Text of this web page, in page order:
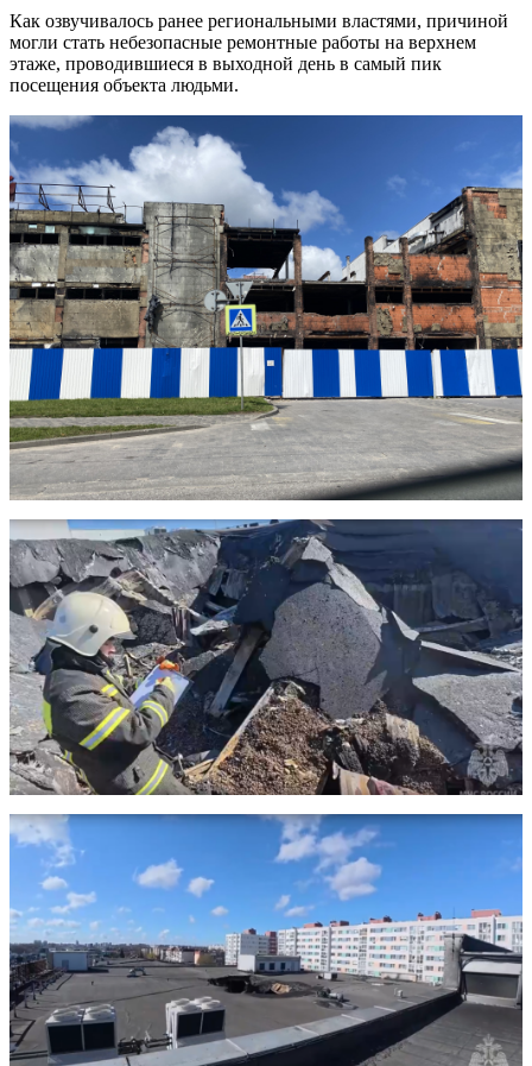
Как озвучивалось ранее региональными властями, причиной
могли стать небезопасные ремонтные работы на верхнем
этаже, проводившиеся в выходной день в самый пик
посещения объекта людьми.